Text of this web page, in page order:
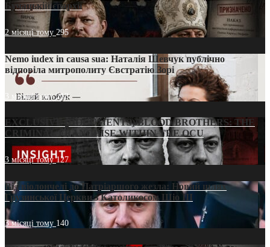
Бучацькій єпархії
2 місяці тому 295
Nemo iudex in causa sua: Наталія Шевчук публічно
відповіла митрополиту Євстратію Зорі
3 місяці тому213
EXCLUSIVE (DOCUMENTS)/BLOOD BROTHERS: THE
CRIMINAL FRANCHISE WITHIN THE OCU
3 місяці тому127
Від віолончелі до Патріаршого жезла: Новий шлях
Грузинської Церкви з Католикосом Шіо III
3 місяці тому 140